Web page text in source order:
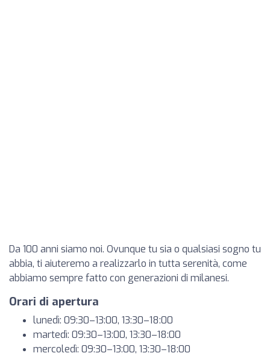
Da 100 anni siamo noi. Ovunque tu sia o qualsiasi sogno tu
abbia, ti aiuteremo a realizzarlo in tutta serenità, come
abbiamo sempre fatto con generazioni di milanesi.
Orari di apertura
lunedì: 09:30–13:00, 13:30–18:00
martedì: 09:30–13:00, 13:30–18:00
mercoledì: 09:30–13:00, 13:30–18:00